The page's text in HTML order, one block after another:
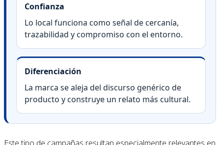
Confianza
Lo local funciona como señal de cercanía,
trazabilidad y compromiso con el entorno.
Diferenciación
La marca se aleja del discurso genérico de
producto y construye un relato más cultural.
Este tipo de campañas resultan especialmente relevantes en